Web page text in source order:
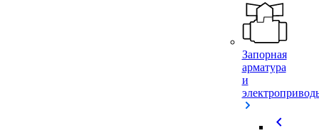
Запорная
арматура
и
chevron_left